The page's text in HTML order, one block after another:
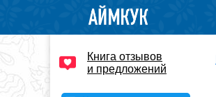
Книга отзывов
и предложений